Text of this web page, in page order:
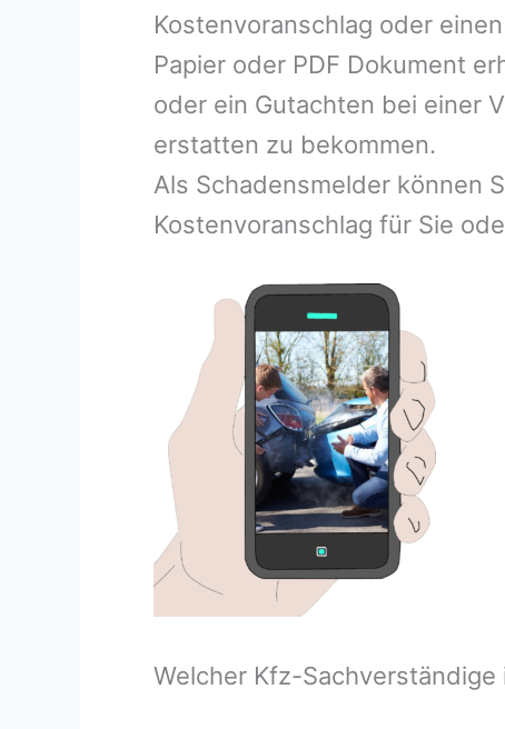
Kostenvoranschlag oder
Papier oder PDF Dokument
oder ein Gutachten bei einer
erstatten zu bekommen.
Als Schadensmelder können
Kostenvoranschlag für Sie
Welcher Kfz-Sachverständige